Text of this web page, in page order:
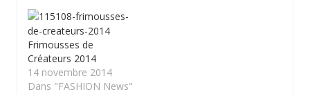
Frimousses de
Créateurs 2014
14 novembre 2014
Dans "FASHION News"